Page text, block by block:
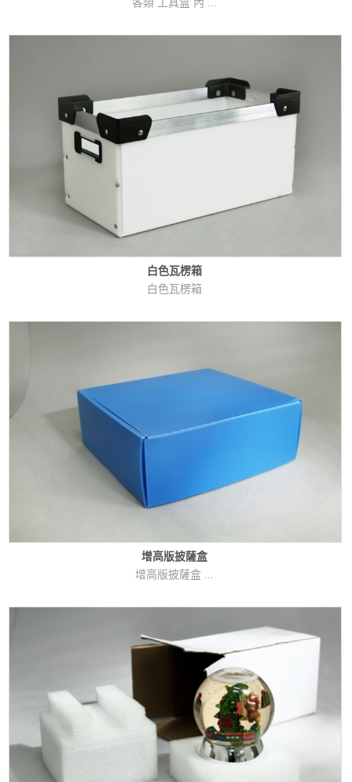
各類 工具盒 內 ...
白色瓦楞箱
白色瓦楞箱
增高版披薩盒
增高版披薩盒 ...